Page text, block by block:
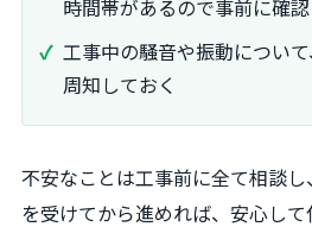
時間帯があるので事前に確認
工事中の騒音や振動につい
周知しておく
不安なことは工事前に全て相談
を受けてから進めれば、安心して